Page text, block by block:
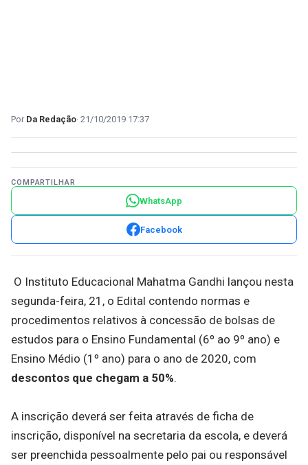
Da Redação 21/10/2019 17:37
COMPARTILHAR
WhatsApp
Facebook
O Instituto Educacional Mahatma Gandhi lançou nesta
segunda-feira, 21, o Edital contendo normas e
procedimentos relativos à concessão de bolsas de
estudos para o Ensino Fundamental (6º ao 9º ano) e
Ensino Médio (1º ano) para o ano de 2020, com
descontos que chegam a 50%.
A inscrição deverá ser feita através de ficha de
inscrição, disponível na secretaria da escola, e deverá
ser preenchida pessoalmente pelo pai ou responsável